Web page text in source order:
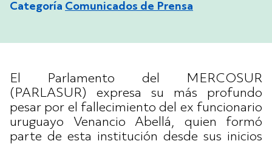
Categoría Comunicados de Prensa
El Parlamento del MERCOSUR
(PARLASUR) expresa su más profundo
pesar por el fallecimiento del ex funcionario
uruguayo Venancio Abellá, quien formó
parte de esta institución desde sus inicios